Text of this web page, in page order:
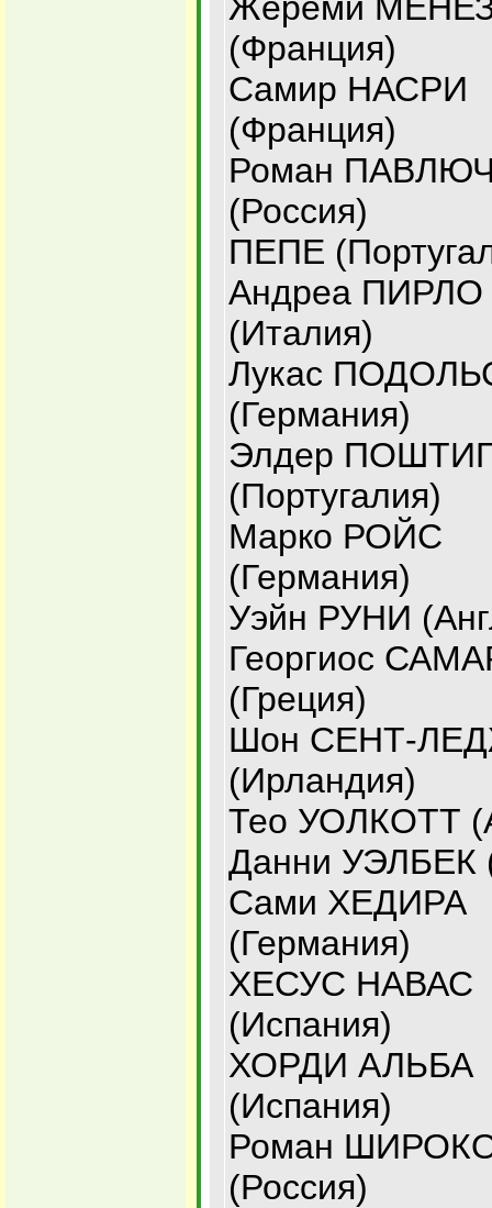
(Франция)
Самир НАСРИ
(Франция)
Роман
(Россия)
ПЕПЕ
Андреа ПИРЛО
(Италия)
Лукас
(Германия)
Элдер
(Португалия)
Марко РОЙС
(Германия)
Уэйн РУНИ
Георгиос
(Греция)
Шон СЕНТ-
(Ирландия)
Тео УОЛКОТТ
Данни УЭЛБЕК
Сами ХЕДИРА
(Германия)
ХЕСУС НАВАС
(Испания)
ХОРДИ АЛЬБА
(Испания)
Роман
(Россия)